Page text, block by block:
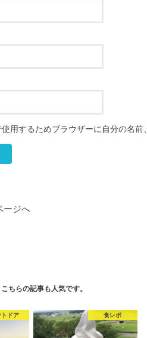
用するためブラウザーに自分の名前
ージへ
こちらの記事も人気です。
トドア 食レポ